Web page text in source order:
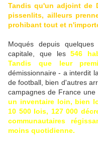
Tandis qu'un adjoint de
pissenlits, ailleurs
prohibant tout et
Moqués depuis
capitale, que les546
Tandis que leur
démissionnaire - a interdit
de football, bien d'autres
campagnes de France
un inventaire loin, bien
10 500 lois, 127 000
communautaires
moins quotidienne.